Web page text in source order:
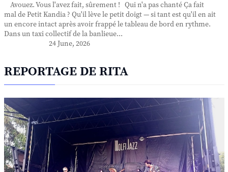
Avouez. Vous l'avez fait, sûrement ! Qui n'a pas chanté Ça fait
mal de Petit Kandia ? Qu'il lève le petit doigt — si tant est qu'il en ait
un encore intact après avoir frappé le tableau de bord en rythme.
Dans un taxi collectif de la banlieue...
24 June, 2026
REPORTAGE DE RITA